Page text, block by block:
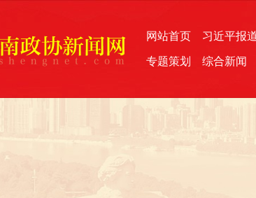
网站首页 习近平报
专题策划 综合新闻